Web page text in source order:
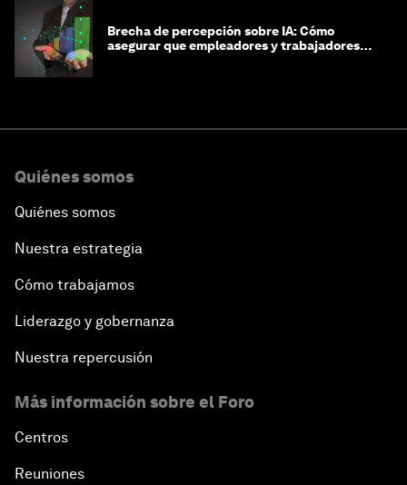
Brecha de percepción sobre IA: Cómo
asegurar que empleadores y trabajadores
Quiénes somos
Quiénes somos
Nuestra estrategia
Cómo trabajamos
Liderazgo y gobernanza
Nuestra repercusión
Más información sobre el Foro
Centros
Reuniones